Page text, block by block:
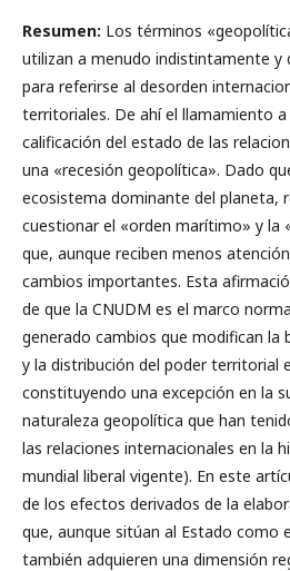
Resumen: Los términos
utilizan a menudo indistintamente y
para referirse al desorden
territoriales. De ahí el llamamiento
calificación del estado de las
una «recesión geopolítica». Dado
ecosistema dominante del planeta,
cuestionar el «orden marítimo» y la
que, aunque reciben menos
cambios importantes. Esta
de que la CNUDM es el marco
generado cambios que modifican la
y la distribución del poder territorial
constituyendo una excepción en la
naturaleza geopolítica que han
las relaciones internacionales en la
mundial liberal vigente). En este
de los efectos derivados de la
que, aunque sitúan al Estado como
también adquieren una dimensión